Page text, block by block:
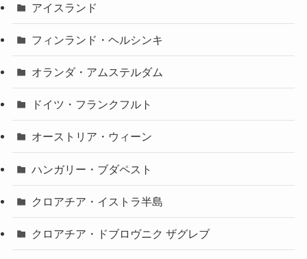
アイスランド
フィンランド・ヘルシンキ
オランダ・アムステルダム
ドイツ・フランクフルト
オーストリア・ウィーン
ハンガリー・ブダペスト
クロアチア・イストラ半島
クロアチア・ドブロヴニク ザグレブ